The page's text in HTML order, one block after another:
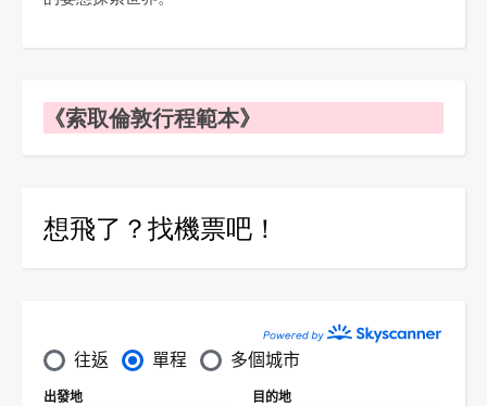
《索取倫敦行程範本》
想飛了？找機票吧！